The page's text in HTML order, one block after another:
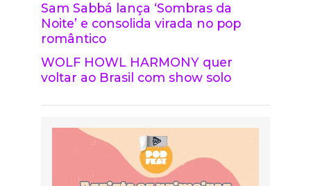
Sam Sabbá lança ‘Sombras da
Noite’ e consolida virada no pop
romântico
WOLF HOWL HARMONY quer
voltar ao Brasil com show solo